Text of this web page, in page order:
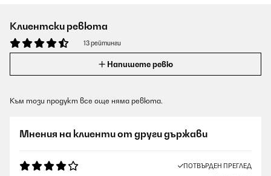
Клиентски ревюта
13 рейтинги
Напишете ревю
Към този продукт все още няма ревюта.
Мнения на клиенти от други държави
ПОТВЪРДЕН ПРЕГЛЕД